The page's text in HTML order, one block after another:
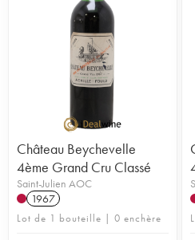
Château Beychevelle
4ème Grand Cru Classé
Saint-Julien AOC
1967
Lot de 1 bouteille | 0 enchère